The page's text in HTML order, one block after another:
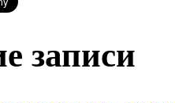
записи